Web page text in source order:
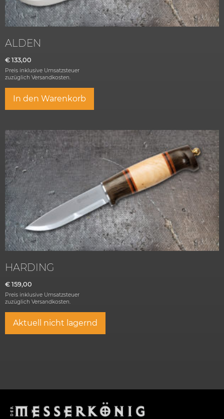
ALDEN
€ 133,00
Preis inklusive Umsatzsteuer
zuzüglich Versandkosten.
In den Warenkorb
HARDING
€ 159,00
Preis inklusive Umsatzsteuer
zuzüglich Versandkosten.
Aktuell nicht lagernd